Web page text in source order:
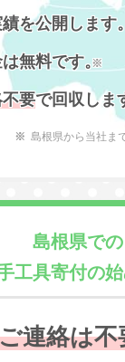
を公開します。
は無料です。
※
要で回収しま
島根県から当社ま
島根県での
工具寄付の
連絡は不